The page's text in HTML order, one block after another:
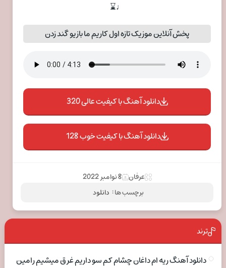
♩⌛
پخش آنلاین موزیک تازه اول کاریم ما بازیو گند زدن
دانلود آهنگ با کیفیت عالی 320
دانلود آهنگ با کیفیت خوب 128
عرفان 8 نوامبر 2022
برچسب ها : دانلود
ترند
دانلود آهنگ ریه ام داغان چشام کم سو داریم غرق میشیم رامین